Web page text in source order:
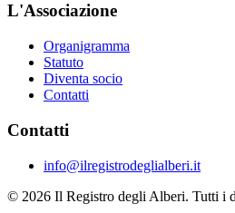
L'Associazione
Organigramma
Statuto
Diventa socio
Contatti
Contatti
info@ilregistrodeglialberi.it
© 2026 Il Registro degli Alberi. Tutti i